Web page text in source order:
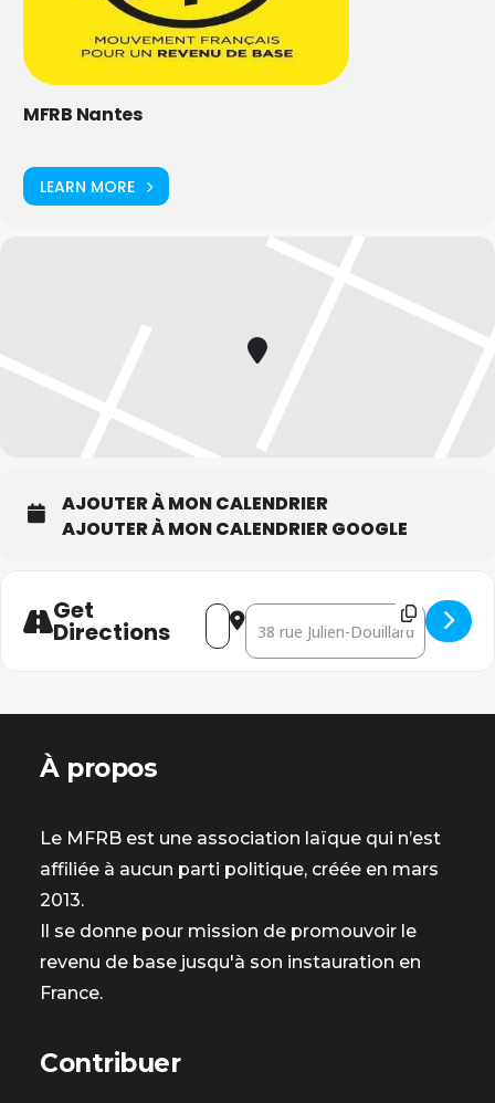
MFRB Nantes
LEARN MORE
AJOUTER À MON CALENDRIER
AJOUTER À MON CALENDRIER GOOGLE
Get
Directions
Address - Projection du film "Les
Destination Address -
À propos
Le MFRB est une association laïque qui n’est
affiliée à aucun parti politique, créée en mars
2013.
Il se donne pour mission de promouvoir le
revenu de base jusqu'à son instauration en
France.
Contribuer